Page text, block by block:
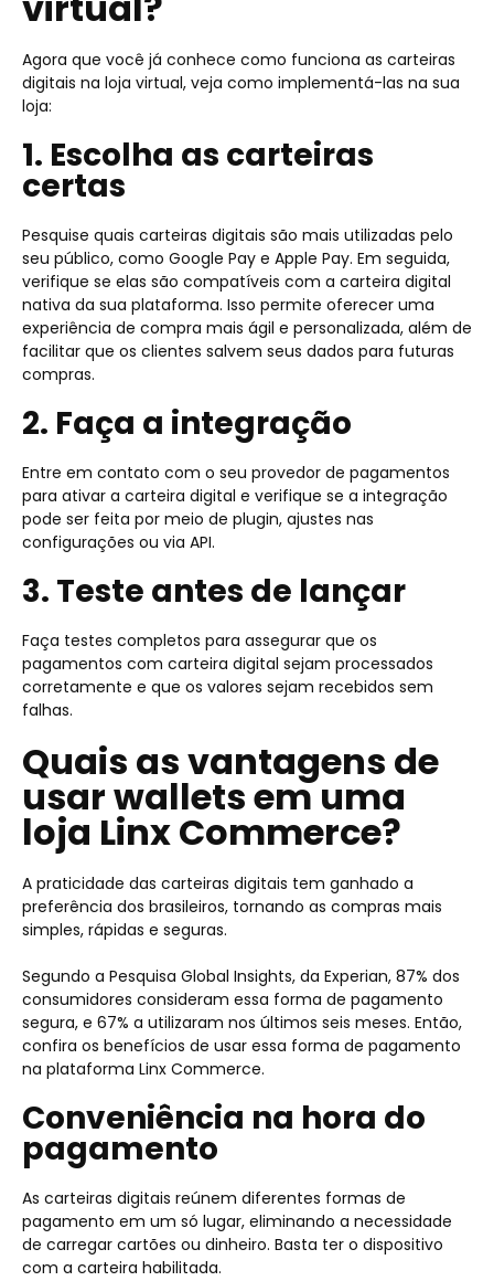
Agora que você já conhece como funciona as carteiras
digitais na loja virtual, veja como implementá-las na sua
loja:
1. Escolha as carteiras
certas
Pesquise quais carteiras digitais são mais utilizadas pelo
seu público, como Google Pay e Apple Pay. Em seguida,
verifique se elas são compatíveis com a carteira digital
nativa da sua plataforma. Isso permite oferecer uma
experiência de compra mais ágil e personalizada, além de
facilitar que os clientes salvem seus dados para futuras
compras.
2. Faça a integração
Entre em contato com o seu provedor de pagamentos
para ativar a carteira digital e verifique se a integração
pode ser feita por meio de plugin, ajustes nas
configurações ou via API.
3. Teste antes de lançar
Faça testes completos para assegurar que os
pagamentos com carteira digital sejam processados
corretamente e que os valores sejam recebidos sem
falhas.
Quais as vantagens de
usar wallets em uma
loja Linx Commerce?
A praticidade das carteiras digitais tem ganhado a
preferência dos brasileiros, tornando as compras mais
simples, rápidas e seguras.
Segundo a Pesquisa Global Insights, da Experian, 87% dos
consumidores consideram essa forma de pagamento
segura, e 67% a utilizaram nos últimos seis meses. Então,
confira os benefícios de usar essa forma de pagamento
na plataforma Linx Commerce.
Conveniência na hora do
pagamento
As carteiras digitais reúnem diferentes formas de
pagamento em um só lugar, eliminando a necessidade
de carregar cartões ou dinheiro. Basta ter o dispositivo
com a carteira habilitada.